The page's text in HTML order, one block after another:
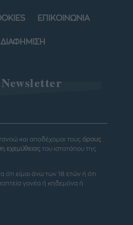
ΕΠΙΚΟΙΝΩΝΙΑ
ΔΙΑΦΗΜΙΣΗ
Newsletter
και αποδέχομαι τους όρους
εχεμύθειας του ιστοτόπου της
είμαι άνω των 18 ετών ή ότι
γονέα ή κηδεμόνα ή